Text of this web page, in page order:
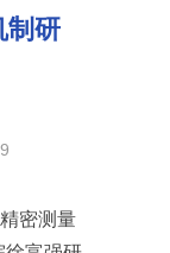
制研
密测量